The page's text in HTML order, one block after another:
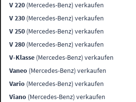
V 220 (Mercedes-Benz) verkaufen
V 230 (Mercedes-Benz) verkaufen
V 250 (Mercedes-Benz) verkaufen
V 280 (Mercedes-Benz) verkaufen
V-Klasse (Mercedes-Benz) verkaufen
Vaneo (Mercedes-Benz) verkaufen
Vario (Mercedes-Benz) verkaufen
Viano (Mercedes-Benz) verkaufen